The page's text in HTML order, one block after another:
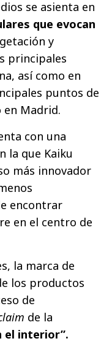
se asienta en
que evocan
y
principales
así como en
puntos de
en Madrid.
con una
la que Kaiku
más innovador
encontrar
en el centro de
la marca de
los productos
de
de la
el interior”.